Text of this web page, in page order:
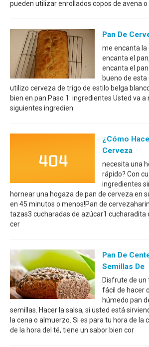
pueden utilizar enrollados copos de avena o
Pan De
me encanta
encanta el
encanta el
bueno de
utilizo cerveza de trigo de estilo belga
bien en pan.Paso 1: ingredientes Usted va a
siguientes ingredien
¿Cómo
Cerveza
necesita una
rápido? Con
ingredientes
hornear una hogaza de pan de cerveza en
en 45 minutos o menos!Pan de
tazas3 cucharadas de azúcar1 cucharadita
cer
Pan De
Semillas De
Disfrute de
fácil de hacer
húmedo pan
semillas. Hacer la salsa, si usted está
la cena o almuerzo. Si es para tu hora de la
de la hora del té, tiene un sabor bien cor